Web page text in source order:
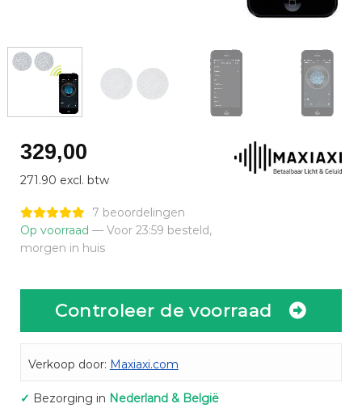
329,00
271.90 excl. btw
7 beoordelingen
Op voorraad — Voor 23:59 besteld,
morgen in huis
Controleer de voorraad
Verkoop door: Maxiaxi.com
✓ Bezorging in Nederland & België